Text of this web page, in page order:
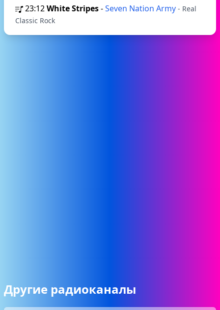
23:12White Stripes-Seven Nation Army - Real
Classic Rock
Другие радиоканалы